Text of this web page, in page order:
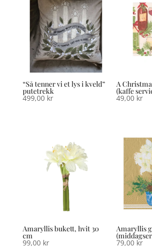
“Så tenner vi et lys i kveld”
putetrekk
499,00 kr
A
(kaffe
49,00 kr
Amaryllis bukett, hvit 30
cm
99,00 kr
Amaryllis
79,00 kr